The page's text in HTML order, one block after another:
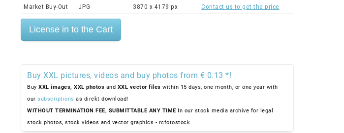
Market Buy-Out JPG 3870 x 4179 px Contact us to get the price
Buy XXL pictures, videos and buy photos from € 0.13 *!
Buy XXL images, XXL photos and XXL vector files within 15 days, one month, or one year with
our subscriptions as direkt download!
WITHOUT TERMINATION FEE, SUBMITTABLE ANY TIME In our stock media archive for legal
stock photos, stock videos and vector graphics - rcfotostock